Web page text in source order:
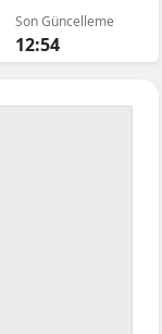
Son Güncelleme
12:54